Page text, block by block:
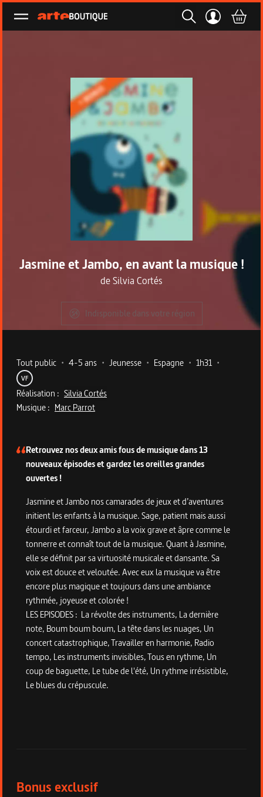
Ouvrir le menu
Jasmine et Jambo, en avant la musique !
deSilvia Cortés
Indisponible dans votre région
Metadata du programme
Tout public • 4-5 ans • Jeunesse • Espagne • 1h31 •
VF
Réalisation : Silvia Cortés
Musique : Marc Parrot
Retrouvez nos deux amis fous de musique dans 13
nouveaux épisodes et gardez les oreilles grandes
ouvertes !
Jasmine et Jambo nos camarades de jeux et d’aventures
initient les enfants à la musique. Sage, patient mais aussi
étourdi et farceur, Jambo a la voix grave et âpre comme le
tonnerre et connaît tout de la musique. Quant à Jasmine,
elle se définit par sa virtuosité musicale et dansante. Sa
voix est douce et veloutée. Avec eux la musique va être
encore plus magique et toujours dans une ambiance
rythmée, joyeuse et colorée !
LES EPISODES : La révolte des instruments, La dernière
note, Boum boum boum, La tête dans les nuages, Un
concert catastrophique, Travailler en harmonie, Radio
tempo, Les instruments invisibles, Tous en rythme, Un
coup de baguette, Le tube de l'été, Un rythme irrésistible,
Le blues du crépuscule.
Bonus du programme
Bonus exclusif